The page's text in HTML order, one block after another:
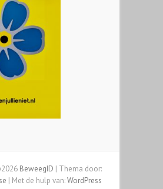
BeweegID | Thema door:
| Met de hulp van:WordPress